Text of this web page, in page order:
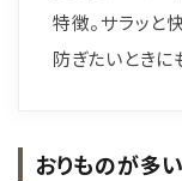
特徴。サラッと
防ぎたいときに
おりものが多